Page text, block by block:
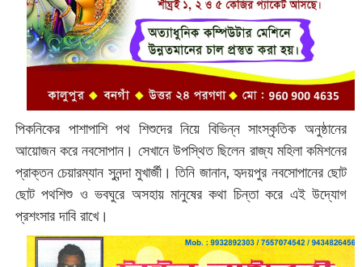
পিকনিকের পাশাপাশি পথ শিশুদের নিয়ে বিভিন্ন সাংস্কৃতিক অনুষ্ঠানের
আয়োজন করে নবসোপান। সেখানে উপস্থিত ছিলেন রাজ্য মহিলা কমিশনের
প্রাক্তন চেয়ারম্যান সুনন্দা মুখার্জী। তিনি জানান, হৃদয়পুর নবসোপানের ছোট
ছোট পথশিশু ও ভবঘুরে অসহায় মানুষের কথা চিন্তা করে এই উদ্যোগ
প্রশংসার দাবি রাখে।